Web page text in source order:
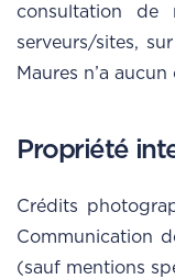
consultation de
serveurs/sites,
Maures n’a
Propriété
Crédits
Communication
(sauf mentions